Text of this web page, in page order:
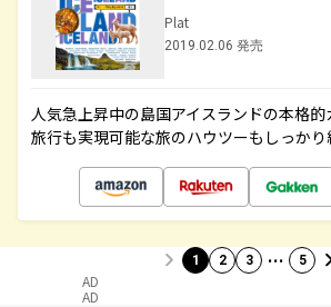
Plat
2019.02.06 発売
人気急上昇中の島国アイスランドの本格
旅行も実現可能な旅のハウツーもしっかり
1 2 3 … 5
AD
AD